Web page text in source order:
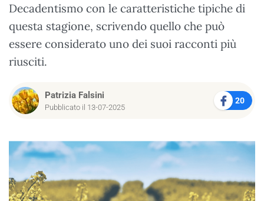
Decadentismo con le caratteristiche tipiche di
questa stagione, scrivendo quello che può
essere considerato uno dei suoi racconti più
riusciti.
Patrizia Falsini
Pubblicato il 13-07-2025
20